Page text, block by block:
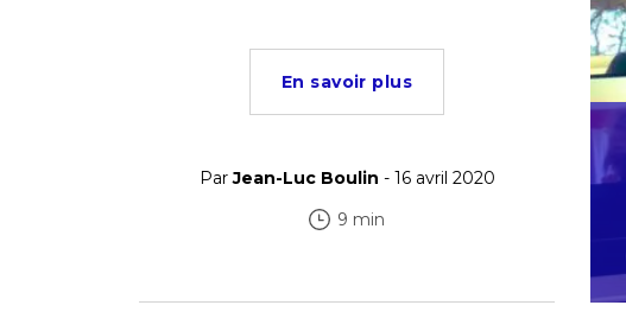
En savoir plus
ParJean-Luc Boulin - 16 avril 2020
9 min